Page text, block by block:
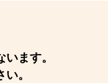
ます。
。